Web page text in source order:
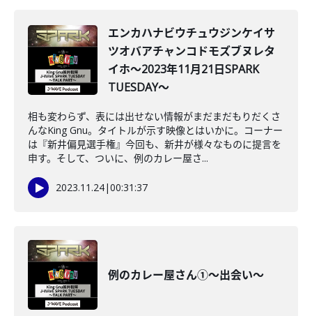
エンカハナビウチュウジンケイサ
ツオバアチャンコドモズブヌレタ
イホ～2023年11月21日SPARK
TUESDAY～
相も変わらず、表には出せない情報がまだまだもりだくさ
んなKing Gnu。タイトルが示す映像とはいかに。コーナー
は『新井偏見選手権』今回も、新井が様々なものに提言を
申す。そして、ついに、例のカレー屋さ...
2023.11.24|00:31:37
例のカレー屋さん①～出会い～